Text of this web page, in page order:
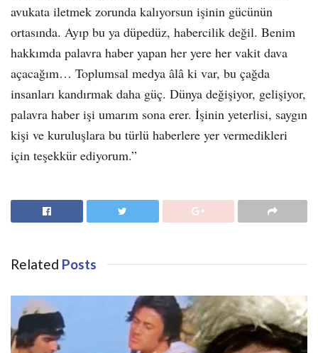
avukata iletmek zorunda kalıyorsun işinin gücünün
ortasında. Ayıp bu ya düpedüz, habercilik değil. Benim
hakkımda palavra haber yapan her yere her vakit dava
açacağım… Toplumsal medya âlâ ki var, bu çağda
insanları kandırmak daha güç. Dünya değişiyor, gelişiyor,
palavra haber işi umarım sona erer. İşinin yeterlisi, saygın
kişi ve kuruluşlara bu türlü haberlere yer vermedikleri
için teşekkür ediyorum.”
Related Posts